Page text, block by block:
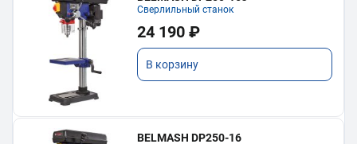
Сверлильный станок
24 190 ₽
В корзину
BELMASH DP250-16